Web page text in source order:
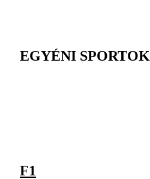
EGYÉNI SPORTOK
F1